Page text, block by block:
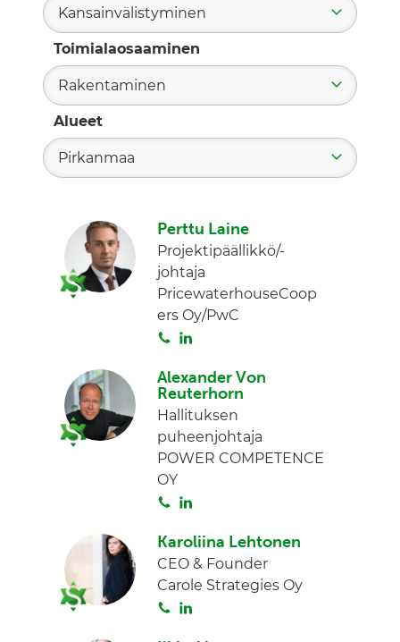
Kansainvälistyminen
Toimialaosaaminen
Rakentaminen
Alueet
Pirkanmaa
Perttu Laine
Projektipäällikkö/-
johtaja
PricewaterhouseCoop
ers Oy/PwC
S
i
t
a
n
k
e
d
I
Alexander Von
Reuterhorn
Hallituksen
puheenjohtaja
POWER COMPETENCE
OY
S
i
t
a
n
k
e
Karoliina Lehtonen
CEO & Founder
Carole Strategies Oy
S